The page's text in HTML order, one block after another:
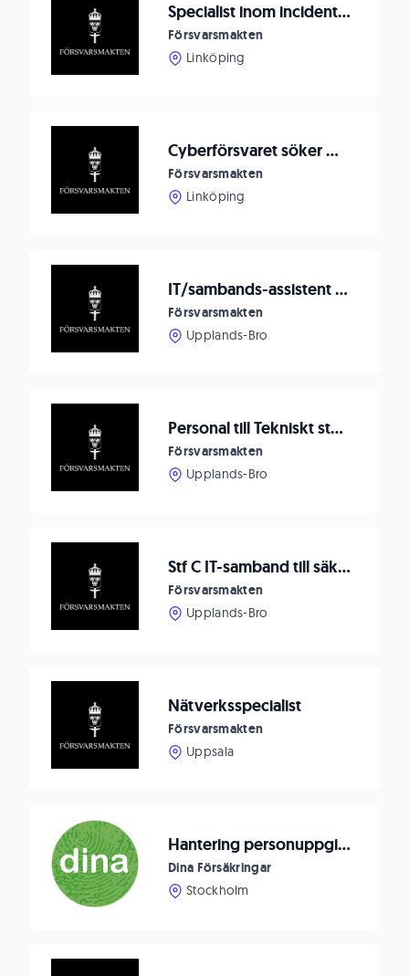
Specialist inom incident response till Cyberförsvaret
Försvarsmakten
Linköping
Cyberförsvaret söker mycket erfaren cybersäkerhetsspecialist
Försvarsmakten
Linköping
IT/sambands-assistent till säkerhetsunderrättelsetjänst
Försvarsmakten
Upplands-Bro
Personal till Tekniskt stöd inom säkerhetsunderrättelsetjänst
Försvarsmakten
Upplands-Bro
Stf C IT-samband till säkerhetsunderrättelsetjänst
Försvarsmakten
Upplands-Bro
Nätverksspecialist
Försvarsmakten
Uppsala
Hantering personuppgift rekrytering | Dina Försäkringar
Dina Försäkringar
Stockholm